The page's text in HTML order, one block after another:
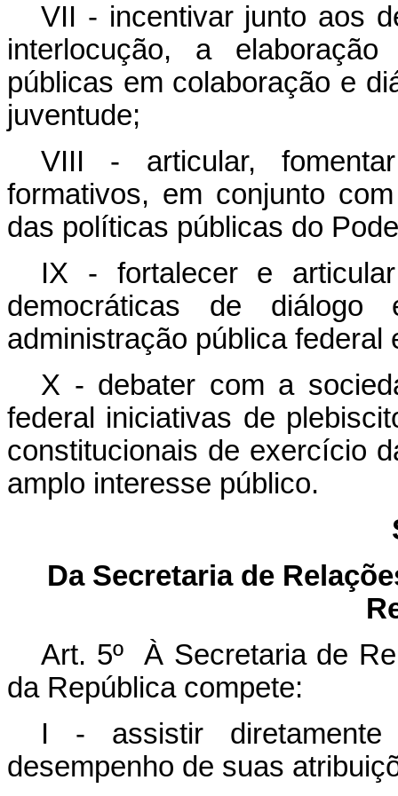
VII - incentivar junto aos
interlocução, a
públicas em colaboração e
juventude;
VIII - articular,
formativos, em conjunto
das políticas públicas do
IX - fortalecer e
democráticas de
administração pública federal
X - debater com a
federal iniciativas de
constitucionais de exercício
amplo interesse público.
Da Secretaria de
Art. 5º À Secretaria de
da República compete:
I - assistir
desempenho de suas